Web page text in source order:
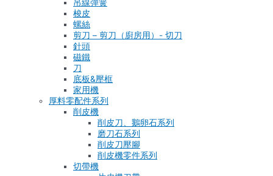
吊線彈簧
梭皮
螺絲
剪刀 – 剪刀（廚房用）- 切刀
針頭
磁鐵
刀
底板&壓框
家用機
厚料零配件系列
削皮機
削皮刀、鵝卵石系列
磨刀石系列
削皮刀壓腳
削皮機零件系列
切帶機